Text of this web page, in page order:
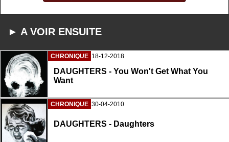
► A VOIR ENSUITE
CHRONIQUE 18-12-2018
DAUGHTERS - You Won't Get What You
Want
CHRONIQUE 30-04-2010
DAUGHTERS - Daughters